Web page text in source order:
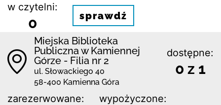
w czytelni:
0 sprawdź
Miejska Biblioteka
Publiczna w Kamiennej
Górze - Filia nr 2
ul. Słowackiego 40
58-400 Kamienna Góra
dostępne:
0 z 1
zarezerwowane: wypożyczone: